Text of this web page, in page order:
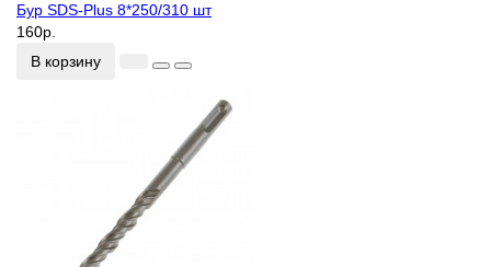
Бур SDS-Plus 8*250/310 шт
160р.
В корзину